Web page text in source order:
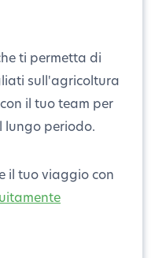
ti permetta di
sull'agricoltura
il tuo team per
lungo periodo.
il tuo viaggio con